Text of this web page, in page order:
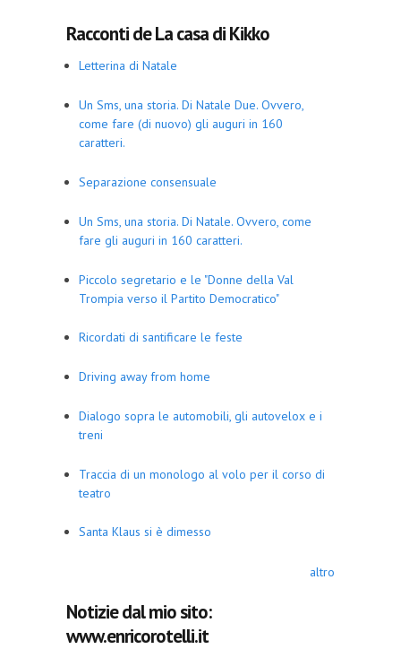
Racconti de La casa di Kikko
Letterina di Natale
Un Sms, una storia. Di Natale Due. Ovvero,
come fare (di nuovo) gli auguri in 160
caratteri.
Separazione consensuale
Un Sms, una storia. Di Natale. Ovvero, come
fare gli auguri in 160 caratteri.
Piccolo segretario e le "Donne della Val
Trompia verso il Partito Democratico"
Ricordati di santificare le feste
Driving away from home
Dialogo sopra le automobili, gli autovelox e i
treni
Traccia di un monologo al volo per il corso di
teatro
Santa Klaus si è dimesso
altro
Notizie dal mio sito:
www.enricorotelli.it